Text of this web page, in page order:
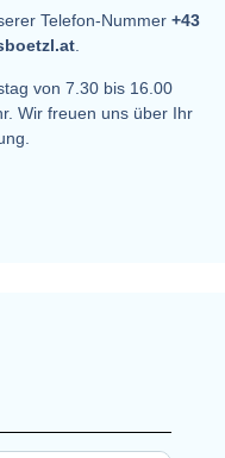
Telefon-Nummer +43
von 7.30 bis 16.00
Wir freuen uns über Ihr